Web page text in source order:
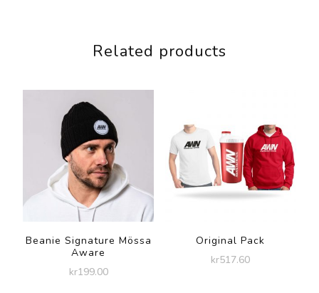
Related products
Beanie Signature Mössa
Aware
kr199.00
Original Pack
kr517.60